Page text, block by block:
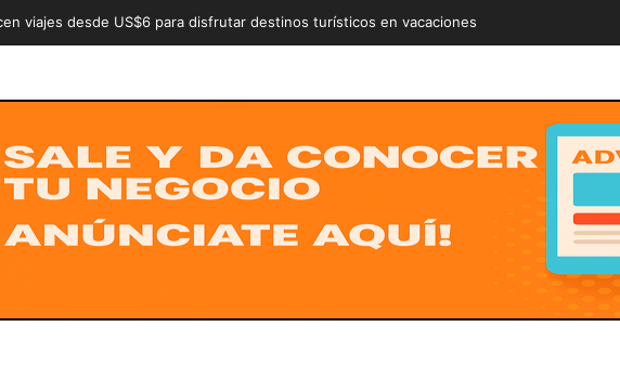
señalados de intentar conformar la estructura criminal «Ántrax» en Lourdes, Colón